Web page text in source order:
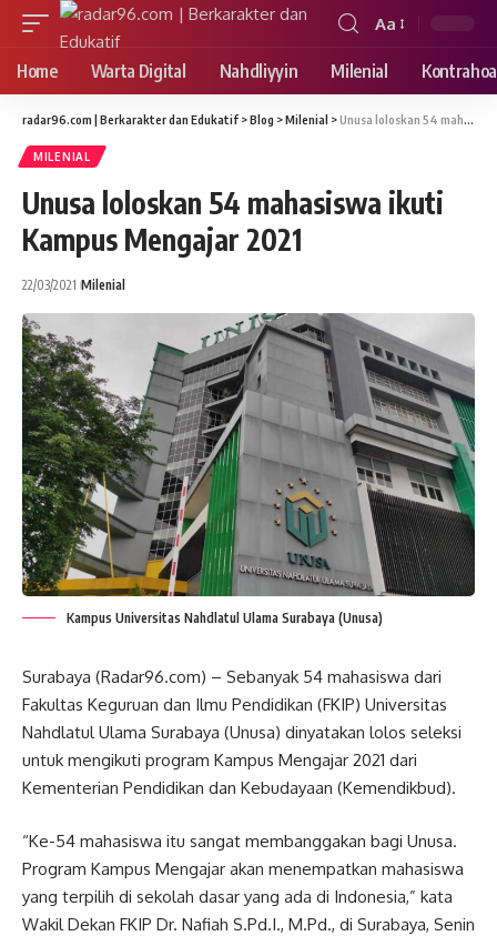
Font
Resizer
Aa
Home Warta Digital Nahdliyyin Milenial
radar96.com | Berkarakter dan Edukatif >Blog >Milenial >Unusa loloskan 54 mahasiswa ikuti Kampus Mengajar 2021
MILENIAL
Unusa loloskan 54 mahasiswa ikuti
Kampus Mengajar 2021
22/03/2021 Milenial
Kampus Universitas Nahdlatul Ulama Surabaya (Unusa)
Surabaya (Radar96.com) – Sebanyak 54 mahasiswa dari
Fakultas Keguruan dan Ilmu Pendidikan (FKIP) Universitas
Nahdlatul Ulama Surabaya (Unusa) dinyatakan lolos seleksi
untuk mengikuti program Kampus Mengajar 2021 dari
Kementerian Pendidikan dan Kebudayaan (Kemendikbud).
“Ke-54 mahasiswa itu sangat membanggakan bagi Unusa.
Program Kampus Mengajar akan menempatkan mahasiswa
yang terpilih di sekolah dasar yang ada di Indonesia,” kata
Wakil Dekan FKIP Dr. Nafiah S.Pd.I., M.Pd., di Surabaya, Senin